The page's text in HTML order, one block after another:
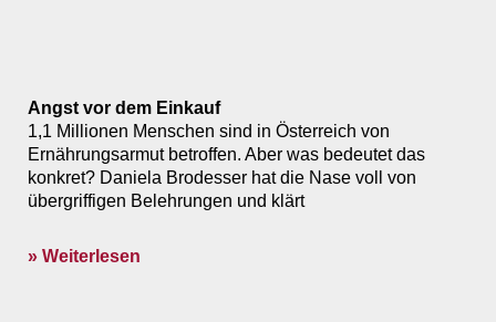
Angst vor dem Einkauf
1,1 Millionen Menschen sind in Österreich von
Ernährungsarmut betroffen. Aber was bedeutet das
konkret? Daniela Brodesser hat die Nase voll von
übergriffigen Belehrungen und klärt
» Weiterlesen